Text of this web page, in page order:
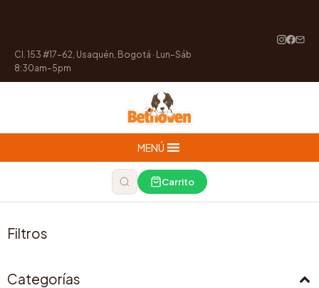
Cl. 153 #17-62, Usaquén, Bogotá · Lun–Sáb
8:30am–5pm
MENÚ
Carrito
Filtros
Categorías